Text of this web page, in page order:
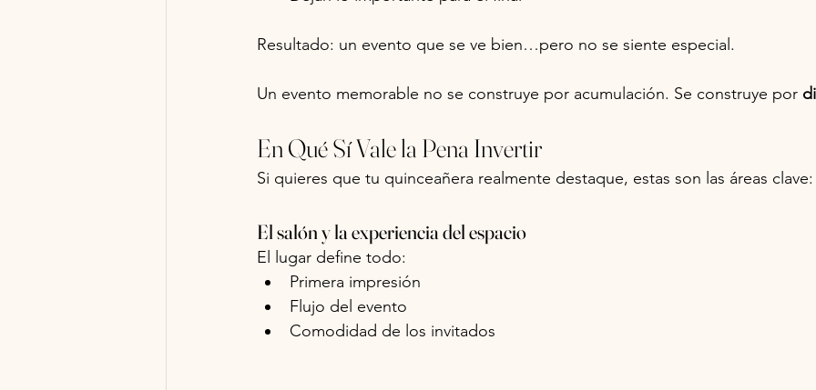
Resultado: un evento que se ve bien…pero no se siente especial.
Un evento memorable no se construye por acumulación. Se construye por
En Qué Sí Vale la Pena Invertir
Si quieres que tu quinceañera realmente destaque, estas son las áreas clave:
El salón y la experiencia del espacio
El lugar define todo:
Primera impresión
Flujo del evento
Comodidad de los invitados